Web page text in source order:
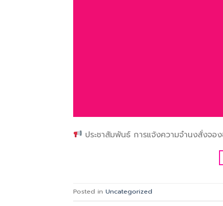
ประชาสัมพันธ์ การแจ้งความจำนงสั่งจอ
Posted in Uncategorized